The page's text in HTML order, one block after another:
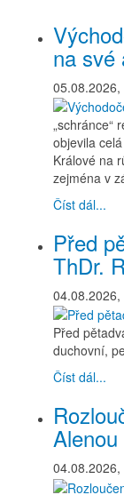
na své
„schránce“
objevila
Králové na
zejména v
Číst dál...
Před
ThDr.
Před
duchovní,
Číst dál...